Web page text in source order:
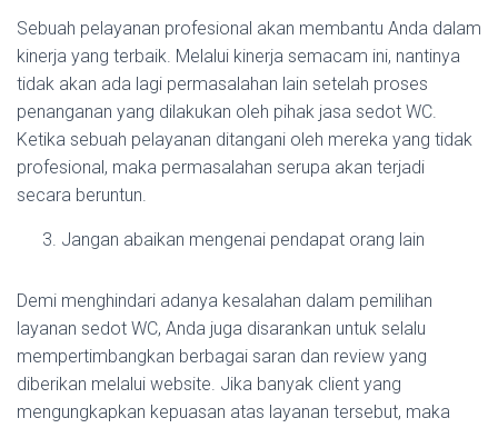
Sebuah pelayanan profesional akan membantu Anda dalam
kinerja yang terbaik. Melalui kinerja semacam ini, nantinya
tidak akan ada lagi permasalahan lain setelah proses
penanganan yang dilakukan oleh pihak jasa sedot WC.
Ketika sebuah pelayanan ditangani oleh mereka yang tidak
profesional, maka permasalahan serupa akan terjadi
secara beruntun.
Jangan abaikan mengenai pendapat orang lain
Demi menghindari adanya kesalahan dalam pemilihan
layanan sedot WC, Anda juga disarankan untuk selalu
mempertimbangkan berbagai saran dan review yang
diberikan melalui website. Jika banyak client yang
mengungkapkan kepuasan atas layanan tersebut, maka